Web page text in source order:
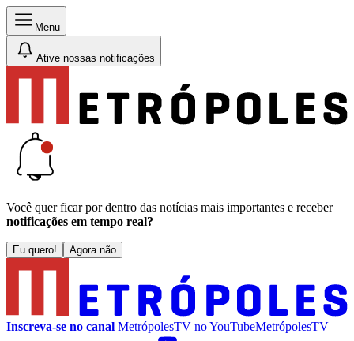
Menu
Ative nossas notificações
Você quer ficar por dentro das notícias mais importantes e receber
notificações em tempo real?
Eu quero! Agora não
Inscreva-se no canal MetrópolesTV noYouTubeMetrópolesTV